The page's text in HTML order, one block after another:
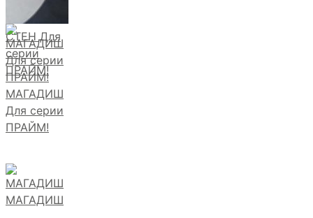
СТЕН Для
серии
ПРАЙМ!
МАГАДИШ
Для серии
ПРАЙМ!
МАГАДИШ